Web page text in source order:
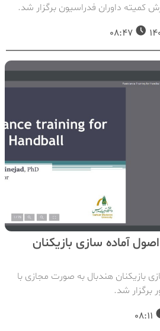
کمیته داوران فدراسیون برگزار شد.
آماده سازی بازیکنان
بازیکنان هندبال به صورت مجازی با